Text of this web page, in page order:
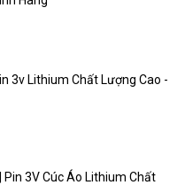
3v Lithium Chất Lượng Cao -
Pin 3V Cúc Áo Lithium Chất